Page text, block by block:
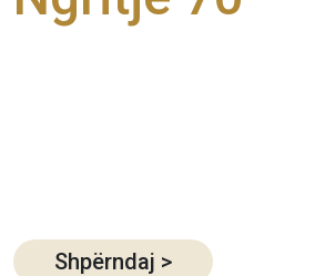
Shpërndaj >